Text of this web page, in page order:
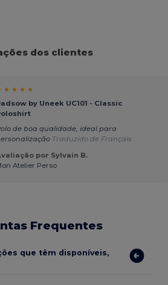
dos clientes
★ ★ ★ ★
by Uneek UC101 - Classic
de boa qualidade, ideal para
Traduzido de Français
por Sylvain B.
Atelier Perso
Frequentes
que têm disponíveis,